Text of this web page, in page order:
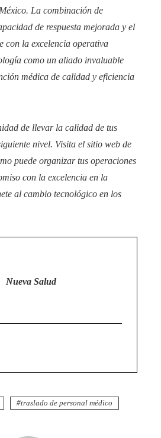
La combinación de
de respuesta mejorada y el
con la excelencia operativa
como un aliado invaluable
médica de calidad y eficiencia
de llevar la calidad de tus
nivel. Visita el sitio web de
puede organizar tus operaciones
con la excelencia en la
al cambio tecnológico en los
Nueva Salud
traslado de personal médico